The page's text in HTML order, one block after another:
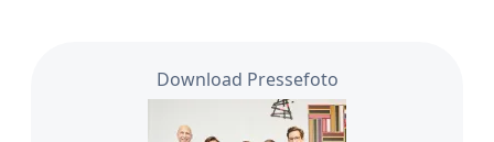
Download Pressefoto